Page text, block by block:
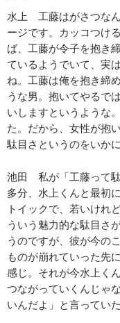
水上 工藤はがさつな
ージです。カッコつけ
ば、工藤が令子を抱き
ているようでいて、実
ね。工藤は俺を抱き締
うな男。抱いてやるで
いしますというような
た。だから、女性が抱
駄目さというのをいか
池田 私が「工藤って駄
多分、水上くんと最初
トイックで、若いけれ
ういう魅力的な駄目さ
うのですが、彼が今の
ものが崩れていった先
感じ。それが今水上く
つながっていくんじゃ
いんだよ」と言ってい